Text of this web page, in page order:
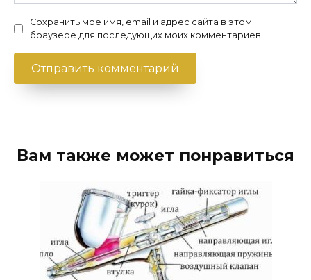
Сохранить моё имя, email и адрес сайта в этом
браузере для последующих моих комментариев.
Вам также может понравиться